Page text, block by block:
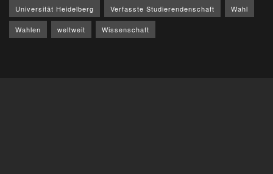
Universität Heidelberg Verfasste Studierendenschaft Wahl
Wahlen weltweit Wissenschaft